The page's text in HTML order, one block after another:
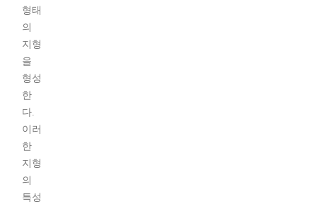
형태
의
지형
을
형성
한
다.
이러
한
지형
의
특성